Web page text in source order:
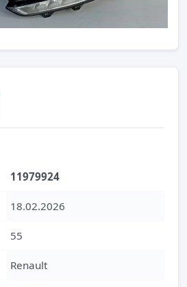
11979924
18.02.2026
55
Renault